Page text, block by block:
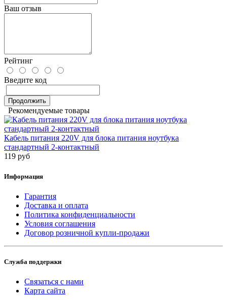
Ваш отзыв
Рейтинг
Введите код
Продолжить
Рекомендуемые товары
Кабель питания 220V для блока питания ноутбука
стандартный 2-контактный
119 руб
Информация
Гарантия
Доставка и оплата
Политика конфиденциальности
Условия соглашения
Договор розничной купли-продажи
Служба поддержки
Связаться с нами
Карта сайта